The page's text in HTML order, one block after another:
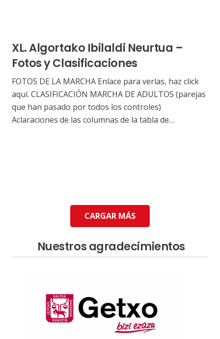
XL. Algortako Ibilaldi Neurtua –
Fotos y Clasificaciones
FOTOS DE LA MARCHA Enlace para verlas, haz click
aquí. CLASIFICACIÓN MARCHA DE ADULTOS (parejas
que han pasado por todos los controles)
Aclaraciones de las columnas de la tabla de…
CARGAR MÁS
Nuestros agradecimientos